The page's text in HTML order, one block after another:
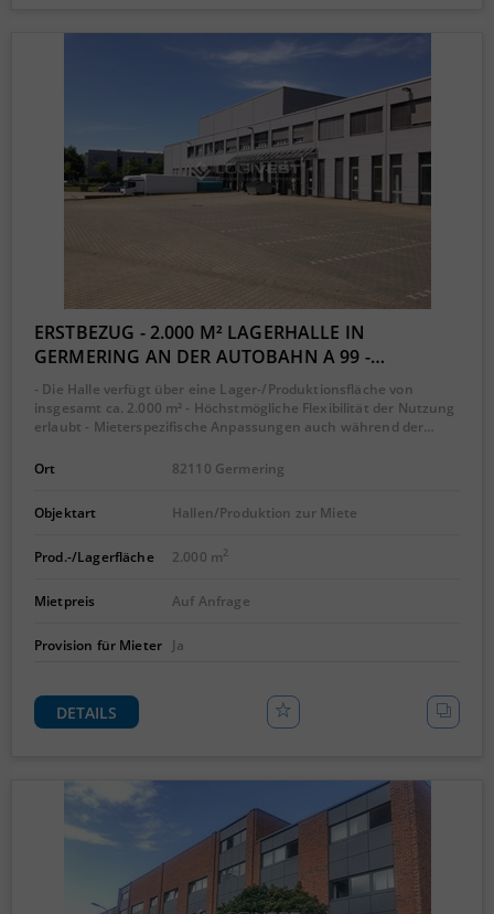
ERSTBEZUG - 2.000 M² LAGERHALLE IN
GERMERING AN DER AUTOBAHN A 99 -…
- Die Halle verfügt über eine Lager-/Produktionsfläche von
insgesamt ca. 2.000 m² - Höchstmögliche Flexibilität der Nutzung
erlaubt - Mieterspezifische Anpassungen auch während der…
Ort 82110 Germering
Objektart Hallen/Produktion zur Miete
Prod.-/Lagerfläche 2.000 m2
Mietpreis Auf Anfrage
Provision für Mieter Ja
DETAILS